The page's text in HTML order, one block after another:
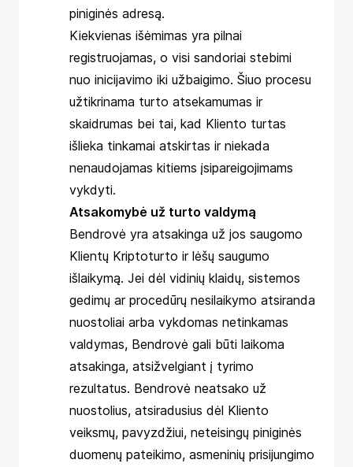
piniginės adresą.
Kiekvienas išėmimas yra pilnai
registruojamas, o visi sandoriai stebimi
nuo inicijavimo iki užbaigimo. Šiuo procesu
užtikrinama turto atsekamumas ir
skaidrumas bei tai, kad Kliento turtas
išlieka tinkamai atskirtas ir niekada
nenaudojamas kitiems įsipareigojimams
vykdyti.
Atsakomybė už turto valdymą
Bendrovė yra atsakinga už jos saugomo
Klientų Kriptoturto ir lėšų saugumo
išlaikymą. Jei dėl vidinių klaidų, sistemos
gedimų ar procedūrų nesilaikymo atsiranda
nuostoliai arba vykdomas netinkamas
valdymas, Bendrovė gali būti laikoma
atsakinga, atsižvelgiant į tyrimo
rezultatus. Bendrovė neatsako už
nuostolius, atsiradusius dėl Kliento
veiksmų, pavyzdžiui, neteisingų piniginės
duomenų pateikimo, asmeninių prisijungimo